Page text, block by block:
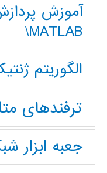
آموزش
MATLAB\
الگوریتم
ترفندهای
جعبه ابزار